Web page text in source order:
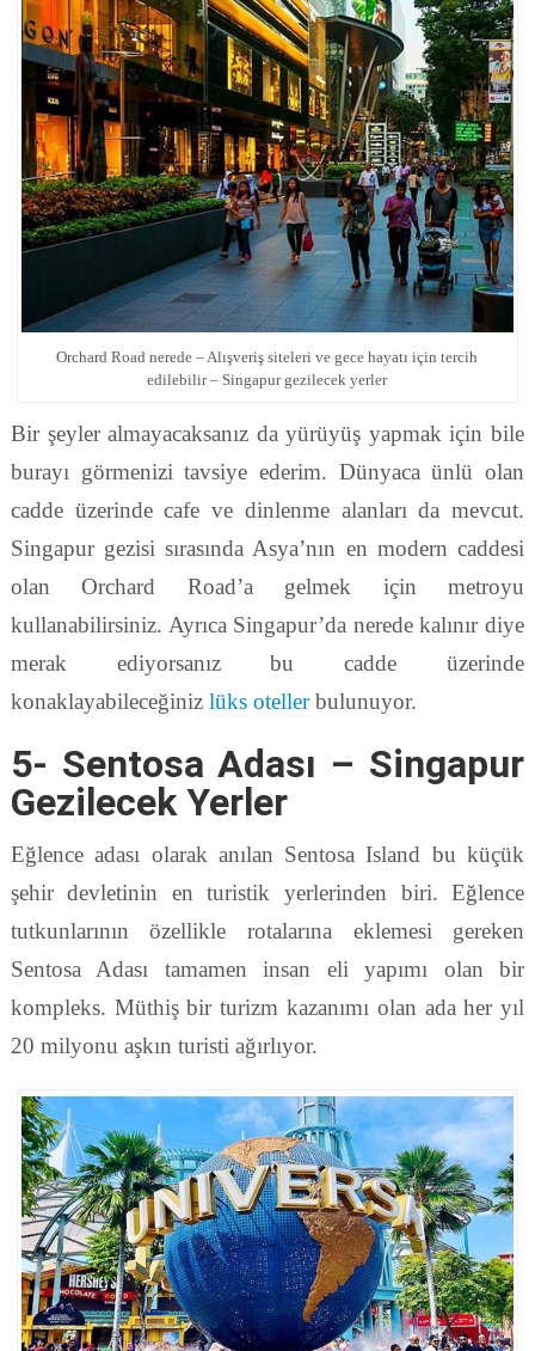
Orchard Road nerede – Alışveriş siteleri ve gece hayatı için tercih
edilebilir – Singapur gezilecek yerler
Bir şeyler almayacaksanız da yürüyüş yapmak için bile
burayı görmenizi tavsiye ederim. Dünyaca ünlü olan
cadde üzerinde cafe ve dinlenme alanları da mevcut.
Singapur gezisi sırasında Asya’nın en modern caddesi
olan Orchard Road’a gelmek için metroyu
kullanabilirsiniz. Ayrıca Singapur’da nerede kalınır diye
merak ediyorsanız bu cadde üzerinde
konaklayabileceğiniz lüks otellerbulunuyor.
5- Sentosa Adası – Singapur
Gezilecek Yerler
Eğlence adası olarak anılan Sentosa Island bu küçük
şehir devletinin en turistik yerlerinden biri. Eğlence
tutkunlarının özellikle rotalarına eklemesi gereken
Sentosa Adası tamamen insan eli yapımı olan bir
kompleks. Müthiş bir turizm kazanımı olan ada her yıl
20 milyonu aşkın turisti ağırlıyor.